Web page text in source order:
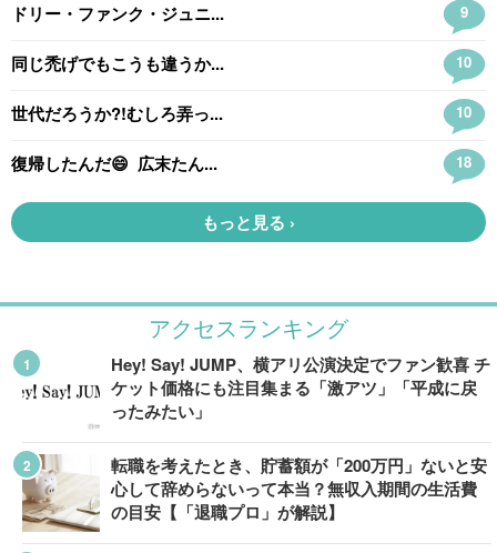
アクセスランキング
Hey! Say! JUMP、横アリ公演決定でファン歓喜 チ
ケット価格にも注目集まる「激アツ」「平成に戻
ったみたい」
転職を考えたとき、貯蓄額が「200万円」ないと安
心して辞めらないって本当？無収入期間の生活費
の目安【「退職プロ」が解説】